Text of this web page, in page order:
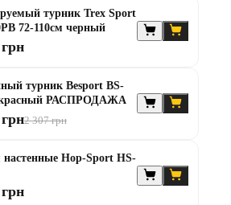
грифом
та лавками
та дисків
лежачи
турник Trex Sport
72-110см черный
турник Besport BS-
красный РАСПРОДАЖА
2 307 грн
настенные Hop-Sport HS-